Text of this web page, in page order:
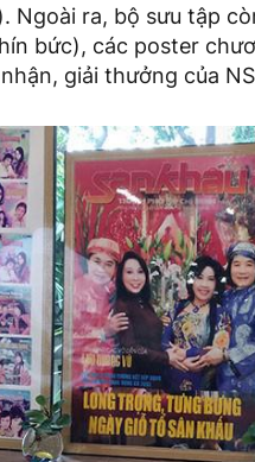
Ngoài ra, bộ sưu tập
bức), các poster
giải thưởng của